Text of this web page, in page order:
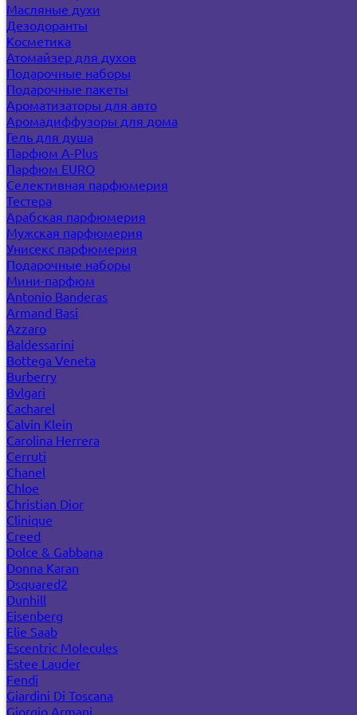
Масляные духи
Дезодоранты
Косметика
Атомайзер для духов
Подарочные наборы
Подарочные пакеты
Ароматизаторы для авто
Аромадиффузоры для дома
Гель для душа
Парфюм A-Plus
Парфюм EURO
Селективная парфюмерия
Тестера
Арабская парфюмерия
Мужская парфюмерия
Унисекс парфюмерия
Подарочные наборы
Мини-парфюм
Antonio Banderas
Armand Basi
Azzaro
Baldessarini
Bottega Veneta
Burberry
Bvlgari
Cacharel
Calvin Klein
Carolina Herrera
Cerruti
Chanel
Chloe
Christian Dior
Clinique
Creed
Dolce & Gabbana
Donna Karan
Dsquared2
Dunhill
Eisenberg
Elie Saab
Escentric Molecules
Estee Lauder
Fendi
Giardini Di Toscana
Giorgio Armani